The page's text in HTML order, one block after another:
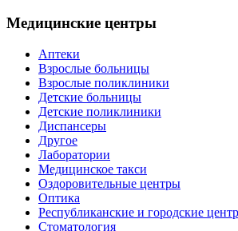
Медицинские центры
Аптеки
Взрослые больницы
Взрослые поликлиники
Детские больницы
Детские поликлиники
Диспансеры
Другое
Лаборатории
Медицинское такси
Оздоровительные центры
Оптика
Республиканские и городские
Стоматология